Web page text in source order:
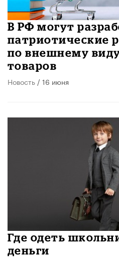
В РФ могут
патриотические
по внешнему
товаров
Новость / 16 июня
Где одеть
деньги